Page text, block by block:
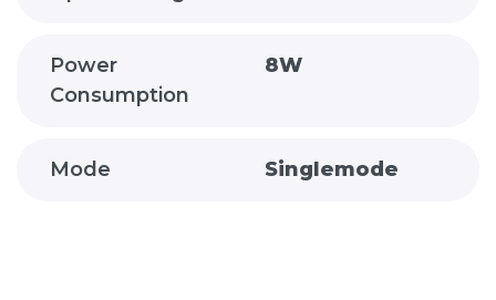
Power
Consumption
8W
Mode Singlemode